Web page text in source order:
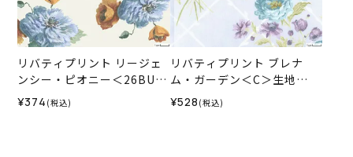
リバティプリント リージェ
ンシー・ピオニー＜26BU＞
生地 （リバティ・ファブリ
ックス）2026SS
¥374 (税込)
リバティプリント ブレナ
ム・ガーデン＜C＞生地
（リバティ・ファブリック
ス）2026SS
¥528 (税込)